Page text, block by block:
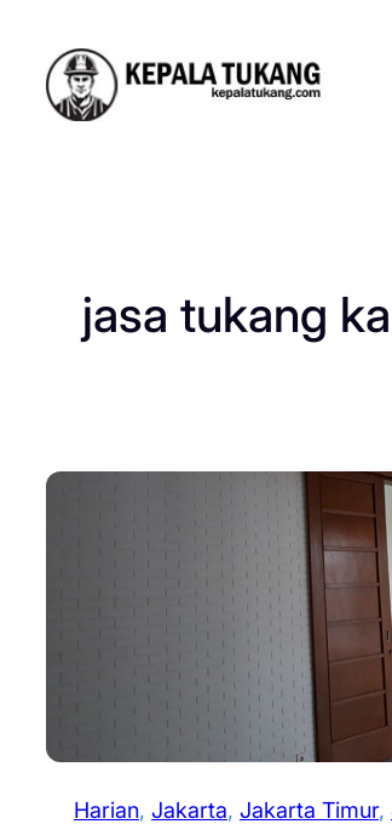
content
jasa tukang
Harian, Jakarta, Jakarta Timur,